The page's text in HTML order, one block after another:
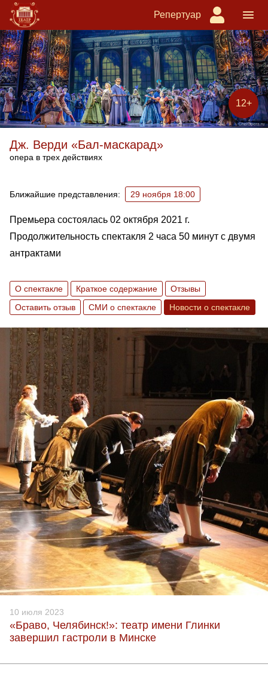
Репертуар
12+
Дж. Верди «Бал-маскарад»
опера в трех действиях
Ближайшие представления: 29 ноября 18:00
Премьера состоялась 02 октября 2021 г.
Продолжительность спектакля 2 часа 50 минут с двумя
антрактами
О спектакле Краткое содержание
Отзывы
Оставить отзыв
СМИ о спектакле Новости о спектакле
10 июля 2023
«Браво, Челябинск!»: театр имени Глинки
завершил гастроли в Минске